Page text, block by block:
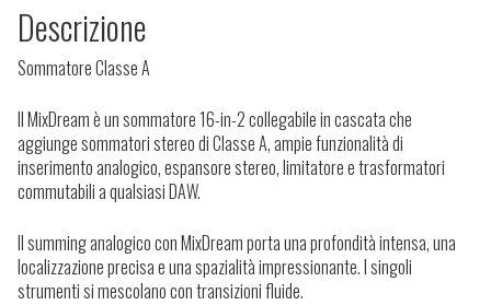
Descrizione
Sommatore Classe A
Il MixDream è un sommatore 16-in-2 collegabile in cascata che
aggiunge sommatori stereo di Classe A, ampie funzionalità di
inserimento analogico, espansore stereo, limitatore e trasformatori
commutabili a qualsiasi DAW.
Il summing analogico con MixDream porta una profondità intensa, una
localizzazione precisa e una spazialità impressionante.I singoli
strumenti si mescolano con transizioni fluide.